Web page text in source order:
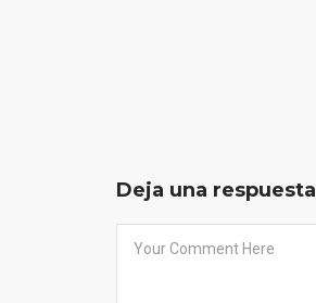
Deja una respuesta